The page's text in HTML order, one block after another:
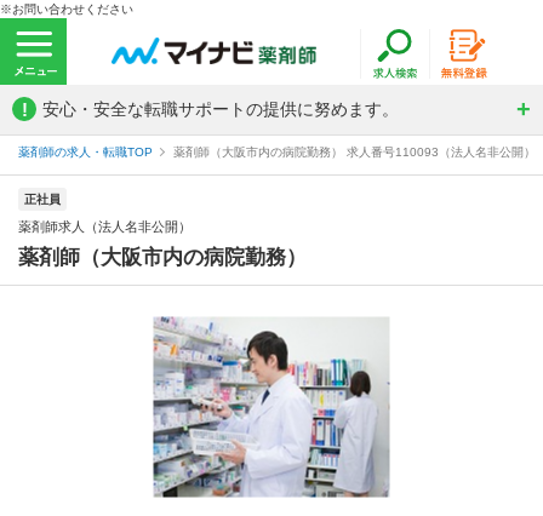
※お問い合わせください
! 安心・安全な転職サポートの提供に努めます。
薬剤師の求人・転職TOP 薬剤師（大阪市内の病院勤務） 求人番号110093（法人名非公開）
正社員
薬剤師求人（法人名非公開）
薬剤師（大阪市内の病院勤務）